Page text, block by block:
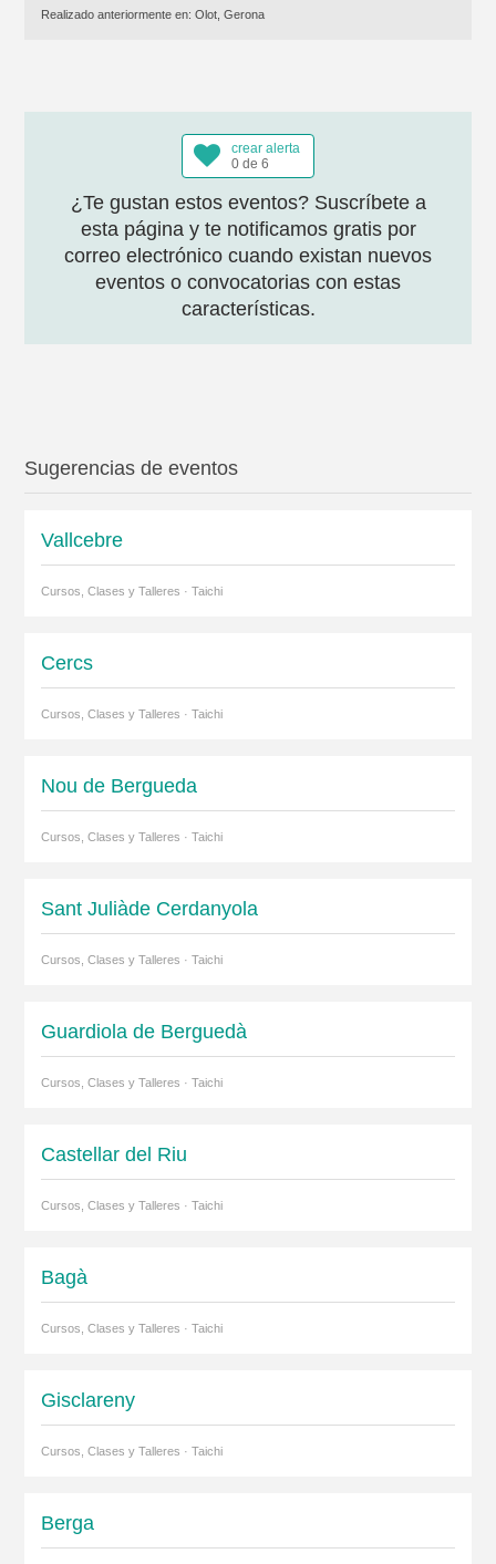
Realizado anteriormente en: Olot, Gerona
crear alerta
0 de 6
¿Te gustan estos eventos? Suscríbete a
esta página y te notificamos gratis por
correo electrónico cuando existan nuevos
eventos o convocatorias con estas
características.
Sugerencias de eventos
Vallcebre
Cursos, Clases y Talleres · Taichi
Cercs
Cursos, Clases y Talleres · Taichi
Nou de Bergueda
Cursos, Clases y Talleres · Taichi
Sant Juliàde Cerdanyola
Cursos, Clases y Talleres · Taichi
Guardiola de Berguedà
Cursos, Clases y Talleres · Taichi
Castellar del Riu
Cursos, Clases y Talleres · Taichi
Bagà
Cursos, Clases y Talleres · Taichi
Gisclareny
Cursos, Clases y Talleres · Taichi
Berga